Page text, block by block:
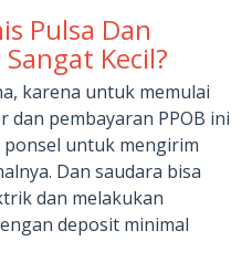
Pulsa Dan
Kecil?
karena untuk memulai
pembayaran PPOB ini
untuk mengirim
Dan saudara bisa
dan melakukan
deposit minimal